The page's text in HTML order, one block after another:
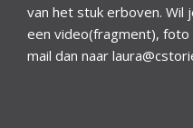
van het stuk erboven.
een video(fragment),
mail dan naar